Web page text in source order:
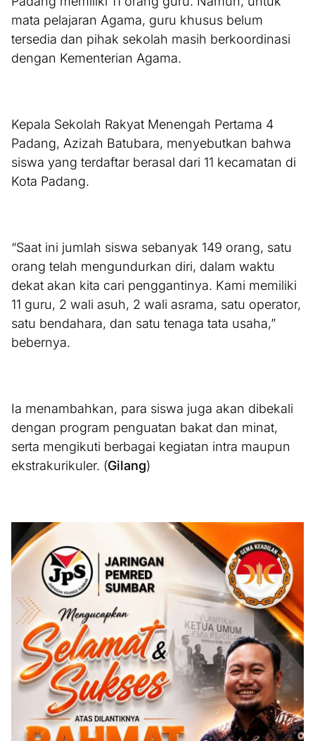
mata pelajaran Agama, guru khusus belum
tersedia dan pihak sekolah masih berkoordinasi
dengan Kementerian Agama.
Kepala Sekolah Rakyat Menengah Pertama 4
Padang, Azizah Batubara, menyebutkan bahwa
siswa yang terdaftar berasal dari 11 kecamatan di
Kota Padang.
“Saat ini jumlah siswa sebanyak 149 orang, satu
orang telah mengundurkan diri, dalam waktu
dekat akan kita cari penggantinya. Kami memiliki
11 guru, 2 wali asuh, 2 wali asrama, satu operator,
satu bendahara, dan satu tenaga tata usaha,”
bebernya.
Ia menambahkan, para siswa juga akan dibekali
dengan program penguatan bakat dan minat,
serta mengikuti berbagai kegiatan intra maupun
ekstrakurikuler. (Gilang)